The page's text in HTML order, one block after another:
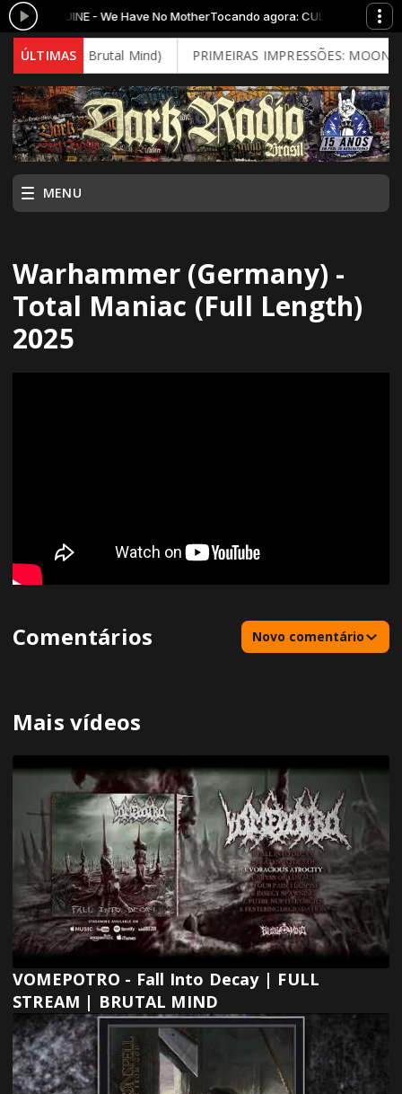
- We Have No MotherTocando agora: CULTUS SANGUINE -
ÚLTIMAS
- Brutal Mind) PRIMEIRAS IMPRESSÕES: MOONSPELL -
MENU
Warhammer (Germany) -
Total Maniac (Full Length)
2025
Mais vídeos
VOMEPOTRO - Fall Into Decay | FULL
STREAM | BRUTAL MIND
Comentários Novo comentário